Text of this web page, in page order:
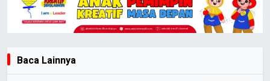
Baca Lainnya